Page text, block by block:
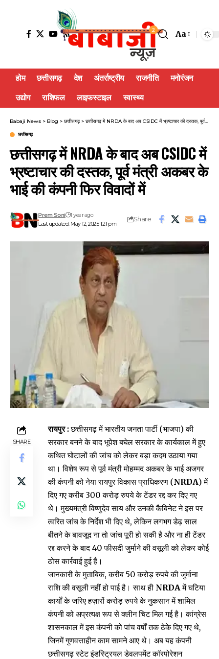
2 Aa
होम छत्तीसगढ़ देश अंतर्राष्ट्रीय राजनीति मनोरंजन
उद्योग राशिफल लाइफस्टाइल स्वास्थ्य
Babaji News > Blog > छत्तीसगढ़> छत्तीसगढ़ में NRDA के बाद अब CSIDC में भ्रष्टाचार की दस्तक, पूर्व मंत्री अकबर के भाई की कंपनी फिर विवादों में
छत्तीसगढ़
छत्तीसगढ़ में NRDA के बाद अब CSIDC में
भ्रष्टाचार की दस्तक, पूर्व मंत्री अकबर के
भाई की कंपनी फिर विवादों में
Last updated: May 12, 2025 1:21 pm
Prem Soni 1 year ago
Share
SHARE
रायपुर :छत्तीसगढ़ में भारतीय जनता पार्टी (भाजपा) की
सरकार बनने के बाद भूपेश बघेल सरकार के कार्यकाल में हुए
कथित घोटालों की जांच को लेकर बड़ा कदम उठाया गया
था। विशेष रूप से पूर्व मंत्री मोहम्मद अकबर के भाई अजगर
की कंपनी को नेया रायपुर विकास प्राधिकरण (NRDA) में
दिए गए करीब 300 करोड़ रुपये के टेंडर रद्द कर दिए गए
थे। मुख्यमंत्री विष्णुदेव साय और उनकी कैबिनेट ने इस पर
त्वरित जांच के निर्देश भी दिए थे, लेकिन लगभग डेढ़ साल
बीतने के बावजूद ना तो जांच पूरी हो सकी है और ना ही टेंडर
रद्द करने के बाद 40 फीसदी जुर्माने की वसूली को लेकर कोई
ठोस कार्रवाई हुई है।
जानकारी के मुताबिक, करीब 50 करोड़ रुपये की जुर्माना
राशि की वसूली नहीं हो पाई है। साथ ही NRDA में घटिया
कार्यों के जरिए हज़ारों करोड़ रुपये के नुकसान में शामिल
कंपनी को अप्रत्यक्ष रूप से क्लीन चिट मिल गई है। कांग्रेस
शासनकाल में इस कंपनी को पांच वर्षों तक ठेके दिए गए थे,
जिनमें गुणवत्ताहीन काम सामने आए थे। अब यह कंपनी
छत्तीसगढ़ स्टेट इंडस्ट्रियल डेवलपमेंट कॉरपोरेशन